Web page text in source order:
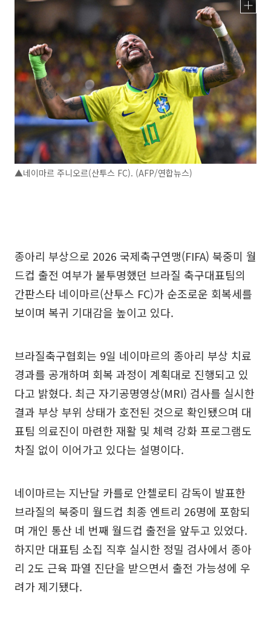
▲네이마르 주니오르(산투스 FC). (AFP/연합뉴스)
종아리 부상으로 2026 국제축구연맹(FIFA) 북중미 월
드컵 출전 여부가 불투명했던 브라질 축구대표팀의
간판스타 네이마르(산투스 FC)가 순조로운 회복세를
보이며 복귀 기대감을 높이고 있다.
브라질축구협회는 9일 네이마르의 종아리 부상 치료
경과를 공개하며 회복 과정이 계획대로 진행되고 있
다고 밝혔다. 최근 자기공명영상(MRI) 검사를 실시한
결과 부상 부위 상태가 호전된 것으로 확인됐으며 대
표팀 의료진이 마련한 재활 및 체력 강화 프로그램도
차질 없이 이어가고 있다는 설명이다.
네이마르는 지난달 카를로 안첼로티 감독이 발표한
브라질의 북중미 월드컵 최종 엔트리 26명에 포함되
며 개인 통산 네 번째 월드컵 출전을 앞두고 있었다.
하지만 대표팀 소집 직후 실시한 정밀 검사에서 종아
리 2도 근육 파열 진단을 받으면서 출전 가능성에 우
려가 제기됐다.